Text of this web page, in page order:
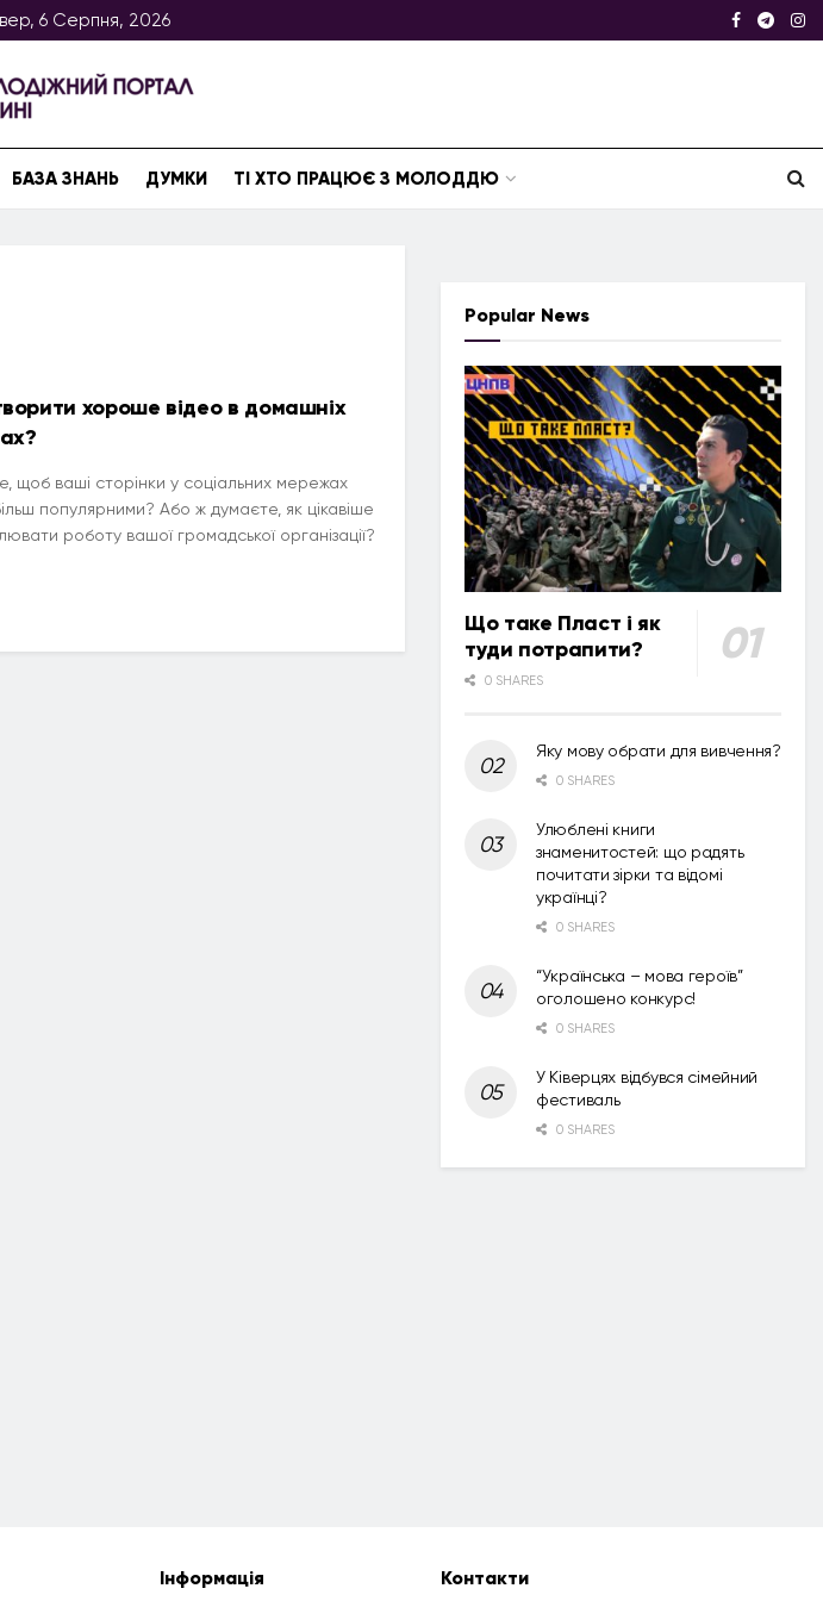
6 Серпня, 2026
БАЗА ЗНАНЬ ДУМКИ ТІ ХТО ПРАЦЮЄ З МОЛОДДЮ
хороше відео в домашніх
щоб ваші сторінки у соціальних мережах
популярними? Або ж думаєте, як цікавіше
роботу вашої громадської організації?
Popular News
Що таке Пласт і як
туди потрапити?
0 SHARES
Яку мову обрати для вивчення?
0 SHARES
Улюблені книги
знаменитостей: що радять
почитати зірки та відомі
українці?
0 SHARES
“Українська – мова героїв”
оголошено конкурс!
0 SHARES
У Ківерцях відбувся сімейний
фестиваль
0 SHARES
Інформація Контакти